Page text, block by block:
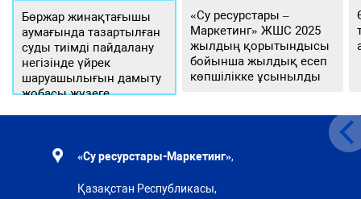
Бөржар жинақтағышы
аумағында тазартылған
суды тиімді пайдалану
негізінде үйрек
шаруашылығын дамыту
жобасы жүзеге
«Су ресурстары –
Маркетинг» ЖШС 2025
жылдың қорытындысы
бойынша жылдық есеп
көпшілікке ұсынылды
«Су ресурстары-Маркетинг»,
Қазақстан Республикасы,